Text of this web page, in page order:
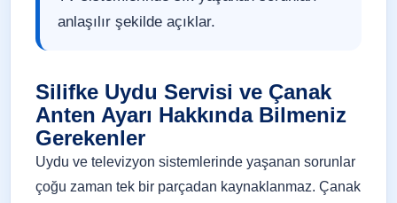
anlaşılır şekilde açıklar.
Silifke Uydu Servisi ve Çanak
Anten Ayarı Hakkında Bilmeniz
Gerekenler
Uydu ve televizyon sistemlerinde yaşanan sorunlar
çoğu zaman tek bir parçadan kaynaklanmaz. Çanak